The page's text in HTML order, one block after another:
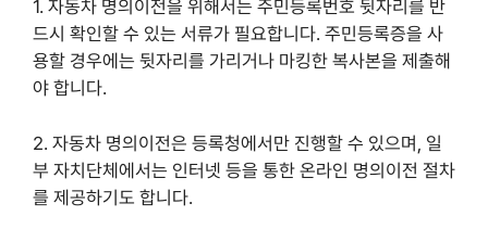
1. 자동차 명의이전을 위해서는 주민등록번호 뒷자리를 반
드시 확인할 수 있는 서류가 필요합니다. 주민등록증을 사
용할 경우에는 뒷자리를 가리거나 마킹한 복사본을 제출해
야 합니다.
2. 자동차 명의이전은 등록청에서만 진행할 수 있으며, 일
부 자치단체에서는 인터넷 등을 통한 온라인 명의이전 절차
를 제공하기도 합니다.